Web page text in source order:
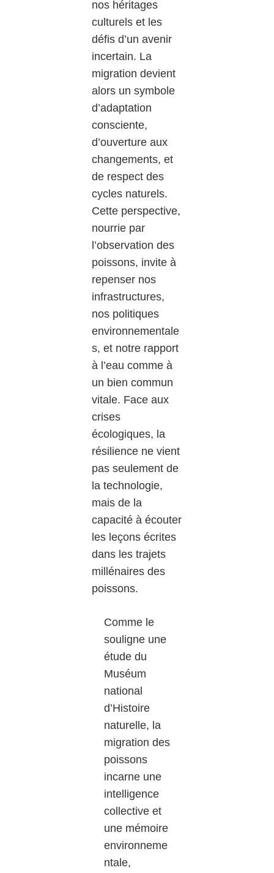
nos héritages
culturels et les
défis d’un avenir
incertain. La
migration devient
alors un symbole
d’adaptation
consciente,
d’ouverture aux
changements, et
de respect des
cycles naturels.
Cette perspective,
nourrie par
l’observation des
poissons, invite à
repenser nos
infrastructures,
nos politiques
environnementale
s, et notre rapport
à l’eau comme à
un bien commun
vitale. Face aux
crises
écologiques, la
résilience ne vient
pas seulement de
la technologie,
mais de la
capacité à écouter
les leçons écrites
dans les trajets
millénaires des
poissons.
Comme le
souligne une
étude du
Muséum
national
d’Histoire
naturelle, la
migration des
poissons
incarne une
intelligence
collective et
une mémoire
environneme
ntale,